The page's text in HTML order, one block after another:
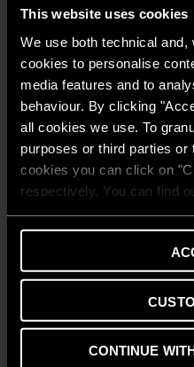
This website uses cookies
We use both technical
cookies to personalise
media features and to
behaviour. By clicking
all cookies we use. To
purposes or third parties or
cookies you can click on
respectively. You can find
CONTINUE
Ariston on Tour
LEGGI